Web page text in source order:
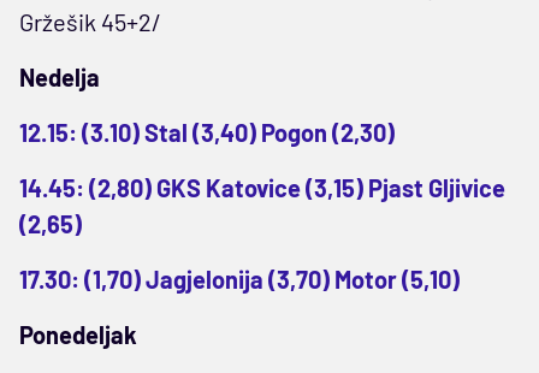
Gržešik 45+2/
Nedelja
12.15: (3.10) Stal (3,40) Pogon (2,30)
14.45: (2,80) GKS Katovice (3,15) Pjast Gljivice
(2,65)
17.30: (1,70) Jagjelonija (3,70) Motor (5,10)
Ponedeljak